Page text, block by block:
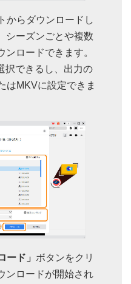
からダウンロードし
シーズンごとや複数
ロードできます。
択できるし、出力の
はMKVに設定できま
ード」 ボタンをクリ
ンロードが開始され